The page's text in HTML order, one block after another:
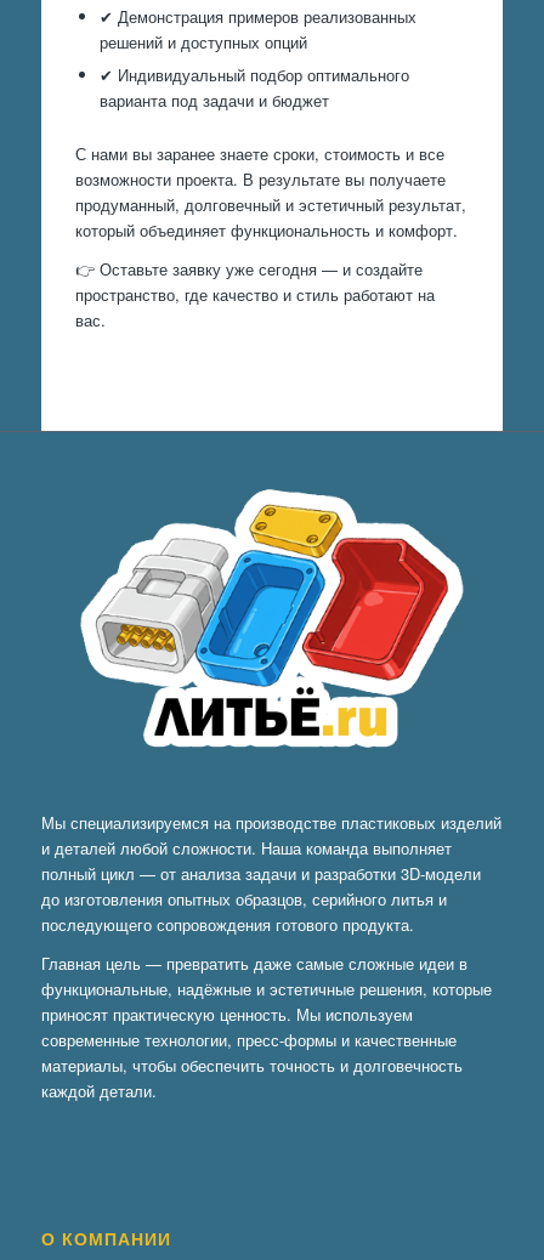
✔ Демонстрация примеров реализованных
решений и доступных опций
✔ Индивидуальный подбор оптимального
варианта под задачи и бюджет
С нами вы заранее знаете сроки, стоимость и все
возможности проекта. В результате вы получаете
продуманный, долговечный и эстетичный результат,
который объединяет функциональность и комфорт.
👉 Оставьте заявку уже сегодня — и создайте
пространство, где качество и стиль работают на
вас.
Мы специализируемся на производстве пластиковых изделий
и деталей любой сложности. Наша команда выполняет
полный цикл — от анализа задачи и разработки 3D-модели
до изготовления опытных образцов, серийного литья и
последующего сопровождения готового продукта.
Главная цель — превратить даже самые сложные идеи в
функциональные, надёжные и эстетичные решения, которые
приносят практическую ценность. Мы используем
современные технологии, пресс-формы и качественные
материалы, чтобы обеспечить точность и долговечность
каждой детали.
О КОМПАНИИ